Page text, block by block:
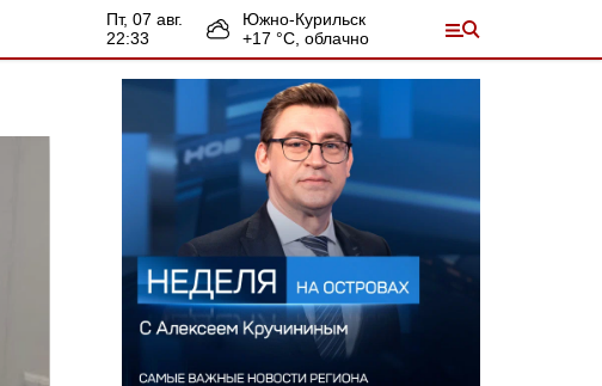
пт, 07 авг.
22:34
Южно-Курильск
+17 °С, облачно